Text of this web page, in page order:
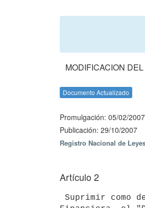
MODIFICACION
Documento Actualizado
Promulgación: 05/02/2007
Publicación: 29/10/2007
Registro Nacional de
Artículo 2